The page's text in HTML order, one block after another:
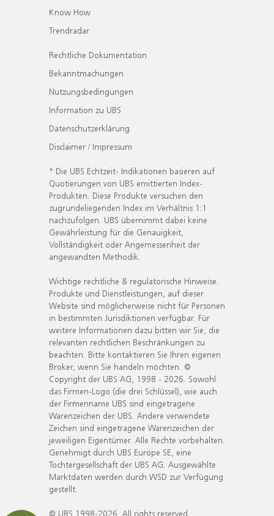
Know How
Trendradar
Rechtliche Dokumentation
Bekanntmachungen
Nutzungsbedingungen
Information zu UBS
Datenschutzerklärung
Disclaimer / Impressum
* Die UBS Echtzeit- Indikationen basieren auf
Quotierungen von UBS emittierten Index-
Produkten. Diese Produkte versuchen den
zugrundeliegenden Index im Verhältnis 1:1
nachzufolgen. UBS übernimmt dabei keine
Gewährleistung für die Genauigkeit,
Vollständigkeit oder Angemessenheit der
angewandten Methodik.
Wichtige rechtliche & regulatorische Hinweise.
Produkte und Dienstleistungen, auf dieser
Website sind möglicherweise nicht für Personen
in bestimmten Jurisdiktionen verfügbar. Für
weitere Informationen dazu bitten wir Sie, die
relevanten rechtlichen Beschränkungen zu
beachten. Bitte kontaktieren Sie Ihren eigenen
Broker, wenn Sie handeln möchten. ©
Copyright der UBS AG, 1998 - 2026. Sowohl
das Firmen-Logo (die drei Schlüssel), wie auch
der Firmenname UBS sind eingetragene
Warenzeichen der UBS. Andere verwendete
Zeichen sind eingetragene Warenzeichen der
jeweiligen Eigentümer. Alle Rechte vorbehalten.
Genehmigt durch UBS Europe SE, eine
Tochtergesellschaft der UBS AG. Ausgewählte
Marktdaten werden durch WSD zur Verfügung
gestellt.
© UBS 1998-2026. All rights reserved.